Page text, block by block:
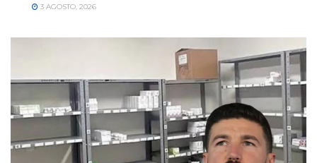
3 AGOSTO, 2026